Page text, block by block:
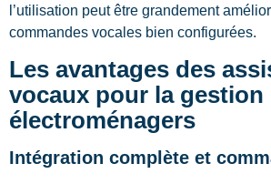
l’utilisation peut être grandement
commandes vocales bien configurées.
Les avantages des
vocaux pour la gestion
électroménagers
Intégration complète et